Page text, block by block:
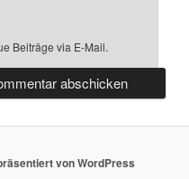
Beiträge via E-Mail.
von WordPress